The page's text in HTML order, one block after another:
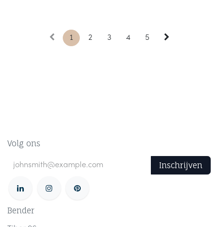
1 2 3 4 5
Volg ons
Inschrijven
Bender